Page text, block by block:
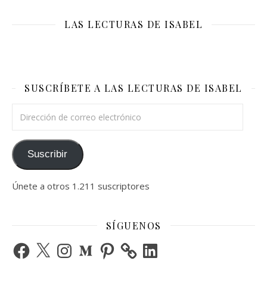
LAS LECTURAS DE ISABEL
SUSCRÍBETE A LAS LECTURAS DE ISABEL
Suscribir
Únete a otros 1.211 suscriptores
SÍGUENOS
Facebook
X InstagramMediumPinterest LinkedIn